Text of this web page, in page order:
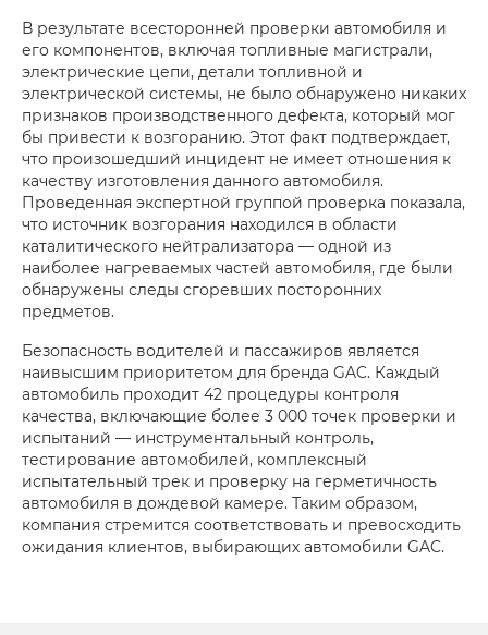
В результате всесторонней проверки автомобиля и
его компонентов, включая топливные магистрали,
электрические цепи, детали топливной и
электрической системы, не было обнаружено никаких
признаков производственного дефекта, который мог
бы привести к возгоранию. Этот факт подтверждает,
что произошедший инцидент не имеет отношения к
качеству изготовления данного автомобиля.
Проведенная экспертной группой проверка показала,
что источник возгорания находился в области
каталитического нейтрализатора — одной из
наиболее нагреваемых частей автомобиля, где были
обнаружены следы сгоревших посторонних
предметов.
Безопасность водителей и пассажиров является
наивысшим приоритетом для бренда GAC. Каждый
автомобиль проходит 42 процедуры контроля
качества, включающие более 3 000 точек проверки и
испытаний — инструментальный контроль,
тестирование автомобилей, комплексный
испытательный трек и проверку на герметичность
автомобиля в дождевой камере. Таким образом,
компания стремится соответствовать и превосходить
ожидания клиентов, выбирающих автомобили GAC.